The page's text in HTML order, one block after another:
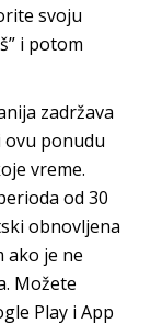
svoju
i potom
zadržava
ovu ponudu
vreme.
od 30
obnovljena
ako je ne
Možete
Play i App